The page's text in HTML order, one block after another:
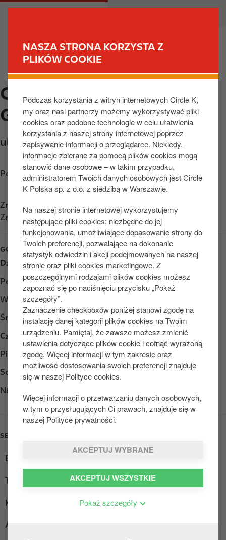
NASZA STRONA KORZYSTA Z
PLIKÓW COOKIE
Podczas korzystania z witryn internetowych Circle K,
my oraz nasi partnerzy możemy wykorzystywać pliki
cookies oraz podobne technologie w celu ułatwienia
korzystania z naszej strony internetowej poprzez
zapisywanie informacji o przeglądarce. Niekiedy,
informacje zbierane za pomocą plików cookies mogą
stanowić dane osobowe – w takim przypadku,
administratorem Twoich danych osobowych jest Circle
K Polska sp. z o.o. z siedzibą w Warszawie.
Na naszej stronie internetowej wykorzystujemy
następujące pliki cookies: niezbędne do jej
funkcjonowania, umożliwiające dopasowanie strony do
Twoich preferencji, pozwalające na dokonanie
statystyk odwiedzin i akcji podejmowanych na naszej
stronie oraz pliki cookies marketingowe. Z
poszczególnymi rodzajami plików cookies możesz
zapoznać się po naciśnięciu przycisku „Pokaż
szczegóły”.
Zaznaczenie checkboxów poniżej stanowi zgodę na
instalację danej kategorii plików cookies na Twoim
urządzeniu. Pamiętaj, że zawsze możesz zmienić
ustawienia dotyczące plików cookie i cofnąć wyrażoną
zgodę. Więcej informacji w tym zakresie oraz
możliwość dostosowania swoich preferencji znajduje
się w naszej Polityce cookies.
Więcej informacji o przetwarzaniu danych osobowych,
w tym o przysługujących Ci prawach, znajduje się w
naszej Polityce prywatności.
AKCEPTUJ WYBRANE
AKCEPTUJ WSZYSTKIE
Pokaż szczegóły
d
o
t
e
i
M
v
CIRCLE K CZERWONAK,
GDYNSKA
ul. Gdyńska 2,Czerwonak,62-004,PL
Poznaj wskazówki dojazdu
Znajdź nas na App Store
Znajdź nas naGoogle Play
GODZINY OTWARCIA
Dzień
Opening hours
Poniedziałek
Otwarte 24/7
Wtorek
Środa
Otwarte 24/7
Czwartek
Otwarte 24/7
Piątek
Otwarte 24/7
Sobota
Otwarte 24/7
Niedziela
SERVICES
Ekspres do kawy
Truck Diesel
Kącik wypoczynkowy
AdBlue pakowane